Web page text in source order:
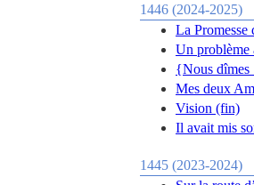
1446 (2024-2025)
La Promesse
Un problème
{Nous dîmes
Mes deux
Vision (fin)
Il avait mis
1445 (2023-2024)